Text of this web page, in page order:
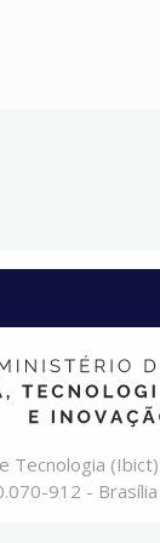
Tecnologia (Ibict)
912 -